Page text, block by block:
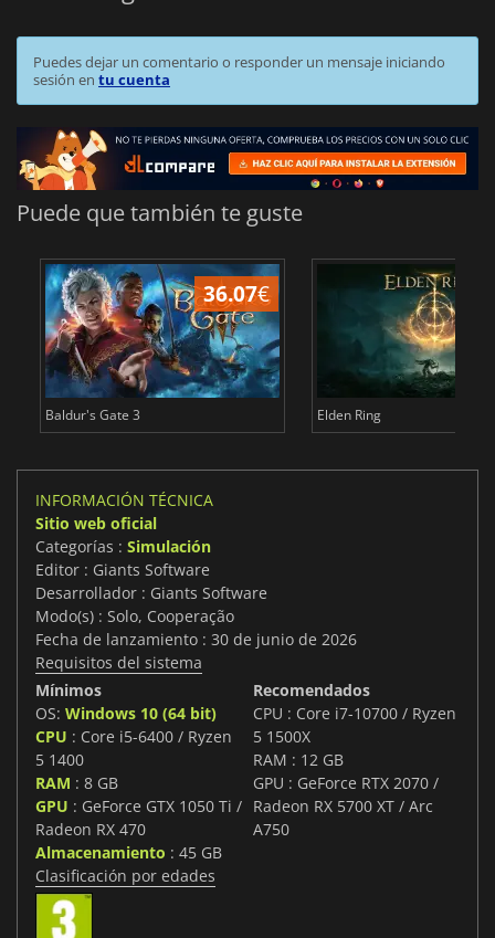
Puedes dejar un comentario o responder un mensaje iniciando
sesión en tu cuenta
Puede que también te guste
36.07€
Baldur's Gate 3 Elden Ring
INFORMACIÓN TÉCNICA
Sitio web oficial
Categorías : Simulación
Editor : Giants Software
Desarrollador : Giants Software
Modo(s) : Solo, Cooperação
Fecha de lanzamiento : 30 de junio de 2026
Requisitos del sistema
Mínimos
OS: Windows 10 (64 bit)
CPU : Core i5-6400 / Ryzen
5 1400
RAM : 8 GB
GPU : GeForce GTX 1050 Ti /
Radeon RX 470
Almacenamiento : 45 GB
Recomendados
CPU : Core i7-10700 / Ryzen
5 1500X
RAM : 12 GB
GPU : GeForce RTX 2070 /
Radeon RX 5700 XT / Arc
A750
Clasificación por edades